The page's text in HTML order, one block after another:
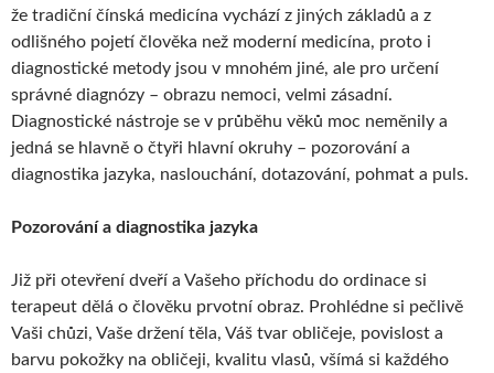
že tradiční čínská medicína vychází z jiných základů a z
odlišného pojetí člověka než moderní medicína, proto i
diagnostické metody jsou v mnohém jiné, ale pro určení
správné diagnózy – obrazu nemoci, velmi zásadní.
Diagnostické nástroje se v průběhu věků moc neměnily a
jedná se hlavně o čtyři hlavní okruhy – pozorování a
diagnostika jazyka, naslouchání, dotazování, pohmat a puls.
Pozorování a diagnostika jazyka
Již při otevření dveří a Vašeho příchodu do ordinace si
terapeut dělá o člověku prvotní obraz. Prohlédne si pečlivě
Vaši chůzi, Vaše držení těla, Váš tvar obličeje, povislost a
barvu pokožky na obličeji, kvalitu vlasů, všímá si každého